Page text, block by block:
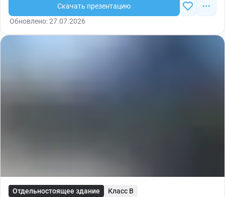
Скачать презентацию
Обновлено: 27.07.2026
Отдельностоящее здание Класс B